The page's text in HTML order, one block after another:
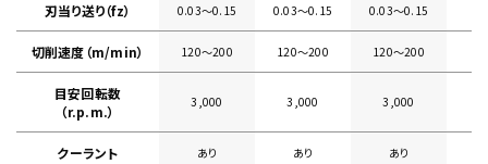
刃当り送り（fz） 0.03〜0.15 0.03〜0.15 0.03〜0.15
切削速度（m/min） 120〜200 120〜200 120〜200
目安回転数
（r.p.m.）
3,000 3,000 3,000
クーラント あり あり あり